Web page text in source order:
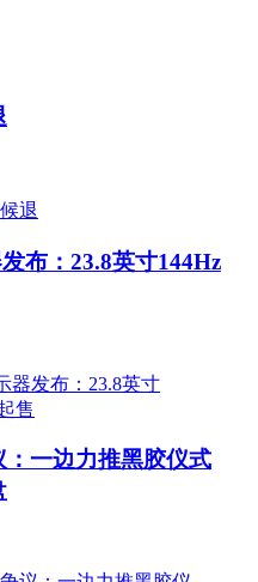
布：23.8英寸144Hz
一边力推黑胶仪式